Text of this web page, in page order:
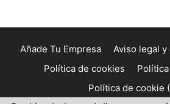
Añade Tu Empresa
Aviso legal
Política de cookies
Política de cookie